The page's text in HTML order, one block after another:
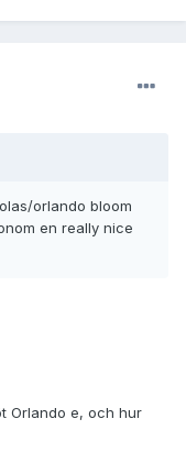
orlando bloom
en really nice
Orlando e, och hur